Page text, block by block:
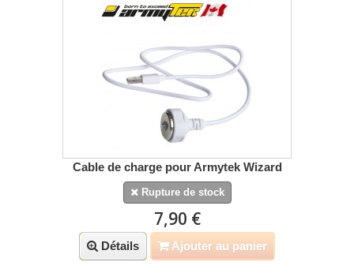
Cable de charge pour Armytek Wizard
Rupture de stock
7,90 €
Détails Ajouter au panier